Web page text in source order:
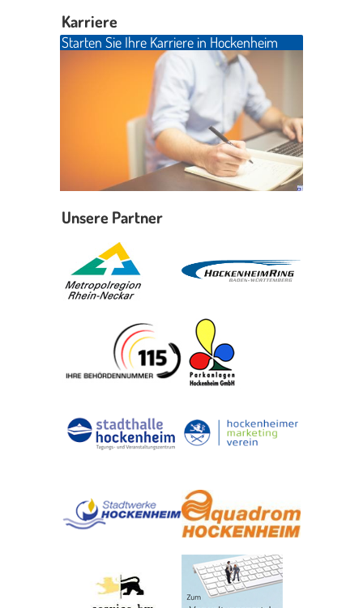
Karriere
Starten Sie Ihre Karriere in Hockenheim
Unsere Partner